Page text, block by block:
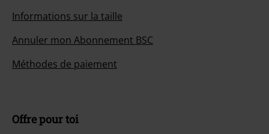
Informations sur la taille
Annuler mon Abonnement BSC
Méthodes de paiement
Offre pour toi